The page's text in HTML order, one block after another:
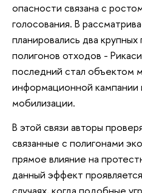
опасности связана с
голосования. В
планировались два
полигонов отходов -
последний стал объектом
информационной кампании
мобилизации.
В этой связи авторы
связанные с полигонами
прямое влияние на
данный эффект
случаях, когда подобные